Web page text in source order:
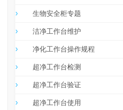
生物安全柜专题
洁净工作台维护
净化工作台操作规程
超净工作台检测
超净工作台验证
超净工作台使用